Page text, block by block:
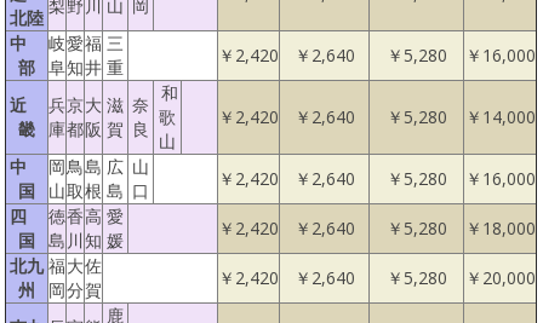
北陸
梨野 川 山 岡
中
部
岐
阜
愛
知
福
井
三
重
￥2,420 ￥2,640 ￥5,280 ￥16,000
近
畿
兵
庫
京
都
大
阪
滋
賀
奈
良
和
歌
山
￥2,420 ￥2,640 ￥5,280 ￥14,000
中
国
岡
山
鳥
取
島
根
広
島
山
口
￥2,420 ￥2,640 ￥5,280
￥16,000
四
国
徳
島
香
川
高
知
愛
媛
￥2,420 ￥2,640 ￥5,280
￥18,000
北九
州
福
岡
大
分
佐
賀
￥2,420 ￥2,640 ￥5,280 ￥20,000
鹿